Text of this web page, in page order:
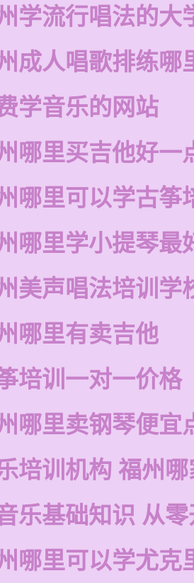
学流行唱法的大
成人唱歌排练哪
学音乐的网站
哪里买吉他好一
哪里可以学古筝
哪里学小提琴最
美声唱法培训学
哪里有卖吉他
培训一对一价格
哪里卖钢琴便宜
培训机构 福州
乐基础知识 从
哪里可以学尤克